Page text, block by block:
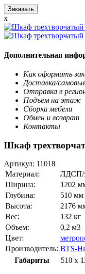
x
Дополнительная
Как оформить
Доставка/
Отправка в
Подъем на этаж
Сборка мебели
Обмен и возврат
Контакты
Шкаф
Артикул: 11018
Материал:
ЛДСП/
Ширина:
1202
Глубина:
510 мм
Высота:
2176
Вес:
132 кг
Объем:
0,2 м3
Цвет:
Производитель: BTS-
Габариты
510 x